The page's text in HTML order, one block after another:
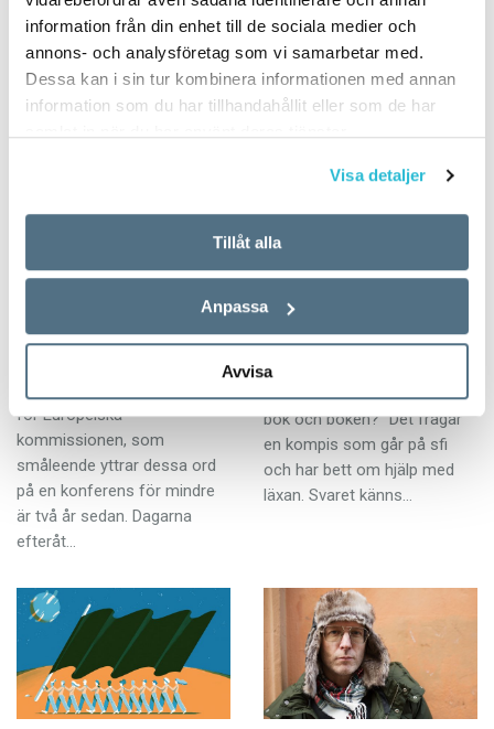
information från din enhet till de sociala medier och
annons- och analysföretag som vi samarbetar med.
Dessa kan i sin tur kombinera informationen med annan
information som du har tillhandahållit eller som de har
Visa detaljer
Tillåt alla
Anpassa
Avvisa
Macarena, La vida loca,
skriva tillsammans. Nu har
språket består
15 MARS 2019
för Europeiska
kommissionen, som
småleende yttrar dessa ord
på en konferens för mindre
är två år sedan. Dagarna
efteråt…
På fyllan blir
svenskan plötsligt
logisk
KRÖNIKOR
Vad är skillnaden mellan en
bok och boken?” Det frågar
en kompis som går på sfi
och har bett om hjälp med
läxan. Svaret känns…